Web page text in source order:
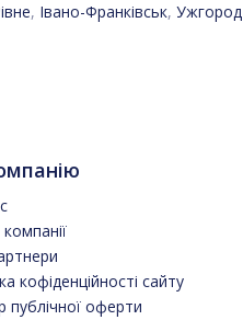
, Івано-Франківськ, Ужгород
компанії
кофіденційності сайту
публічної оферти